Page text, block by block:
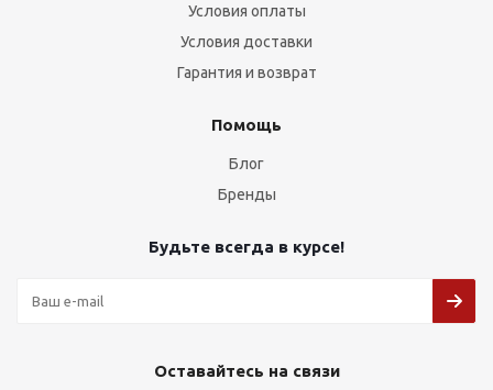
Условия оплаты
Условия доставки
Гарантия и возврат
Помощь
Блог
Бренды
Будьте всегда в курсе!
Оставайтесь на связи